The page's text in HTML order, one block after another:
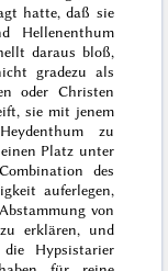
hatte, daß sie
Hellenenthum
daraus bloß,
gradezu als
oder Christen
sie mit jenem
zu
Platz unter
des
auferlegen,
von
erklären, und
Hypsistarier